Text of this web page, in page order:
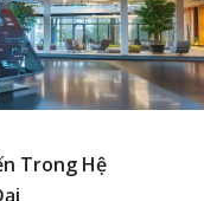
Trong Hệ